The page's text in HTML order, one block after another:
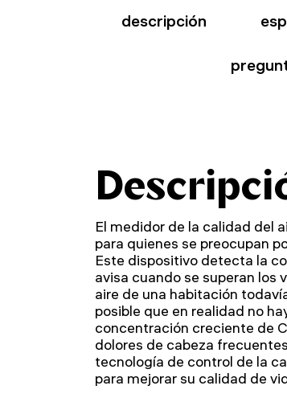
descripción
El medidor de la calidad del
para quienes se preocupan
Este dispositivo detecta la
avisa cuando se superan los
aire de una habitación
posible que en realidad no
concentración creciente de
dolores de cabeza
tecnología de control de la
para mejorar su calidad de